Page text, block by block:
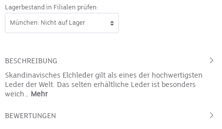
Lagerbestand in Filialen prüfen:
BESCHREIBUNG
Skandinavisches Elchleder gilt als eines der hochwertigsten
Leder der Welt. Das selten erhältliche Leder ist besonders
weich… Mehr
BEWERTUNGEN